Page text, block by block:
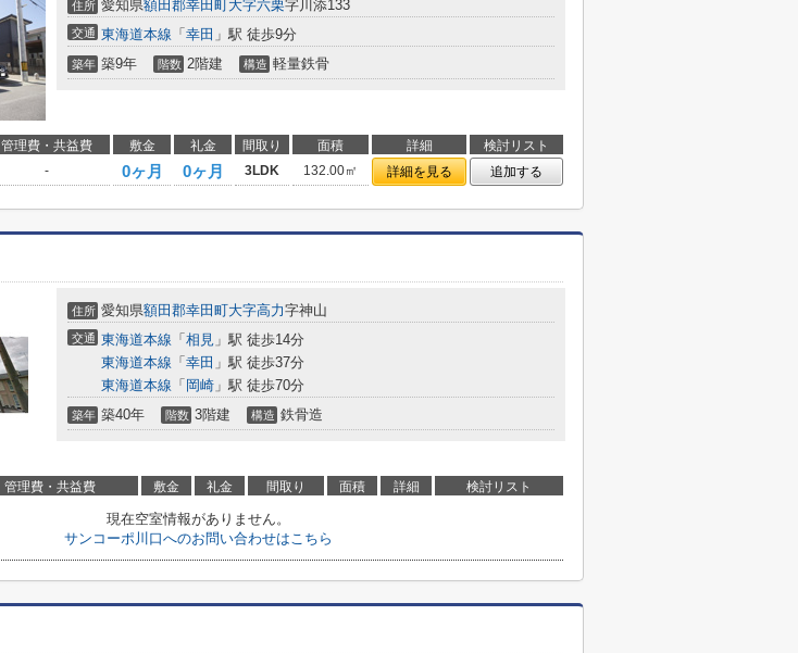
住所 愛知県額田郡幸田町大字六栗字川添133
交通 東海道本線 「 幸田 」駅 徒歩9分
築年 築9年 階数 2階建 構造 軽量鉄骨
管理費・共益費 敷金 礼金 間取り 面積 詳細
検討リスト
- 0ヶ月 0ヶ月 3LDK 132.00㎡ 詳細を見る 追加する
住所 愛知県額田郡幸田町大字高力字神山
交通 東海道本線 「 相見 」駅 徒歩14分
東海道本線 「 幸田 」駅 徒歩37分
東海道本線 「 岡崎 」駅 徒歩70分
築年 築40年 階数 3階建 構造 鉄骨造
管理費・共益費 敷金 礼金 間取り 面積 詳細 検討リスト
現在空室情報がありません。
サンコーポ川口へのお問い合わせはこちら